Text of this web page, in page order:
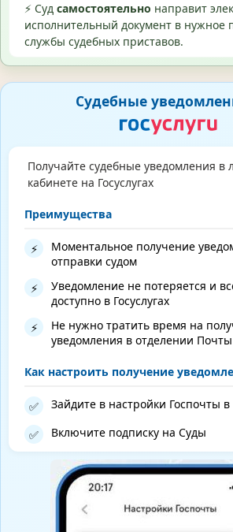
⚡ Суд самостоятельно направит
исполнительный документ в нужное
службы судебных приставов.
Судебные
Получайте судебные уведомления в
кабинете на Госуслугах
Преимущества
⚡
Моментальное получение
отправки судом
⚡
Уведомление не потеряется и
доступно в Госуслугах
⚡
Не нужно тратить время на
уведомления в отделении
Как настроить получение
✅ Зайдите в настройки Госпочты в
✅ Включите подписку на Суды